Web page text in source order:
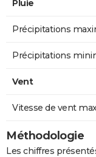
Pluie
Précipitations
Précipitations
Vent
Vitesse de vent
Méthodologie
Les chiffres